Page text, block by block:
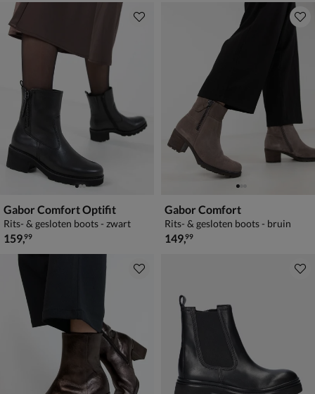
Gabor Comfort Optifit
Rits- & gesloten boots - zwart
€ 159,99
159,99
Gabor Comfort
Rits- & gesloten boots - bruin
€ 149,99
149,99